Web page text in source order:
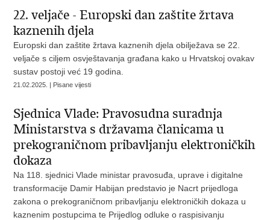
22. veljače - Europski dan zaštite žrtava
kaznenih djela
Europski dan zaštite žrtava kaznenih djela obilježava se 22.
veljače s ciljem osvještavanja građana kako u Hrvatskoj ovakav
sustav postoji već 19 godina.
21.02.2025. | Pisane vijesti
Sjednica Vlade: Pravosudna suradnja
Ministarstva s državama članicama u
prekograničnom pribavljanju elektroničkih
dokaza
Na 118. sjednici Vlade ministar pravosuđa, uprave i digitalne
transformacije Damir Habijan predstavio je Nacrt prijedloga
zakonao prekograničnom pribavljanju elektroničkih dokaza u
kaznenim postupcimate Prijedlog odluke o raspisivanju